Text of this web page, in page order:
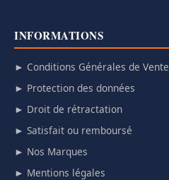
INFORMATIONS
► Conditions Générales de Vente
► Protection des données
► Droit de rétractation
► Satisfait ou remboursé
► Nos Marques
► Mentions légales